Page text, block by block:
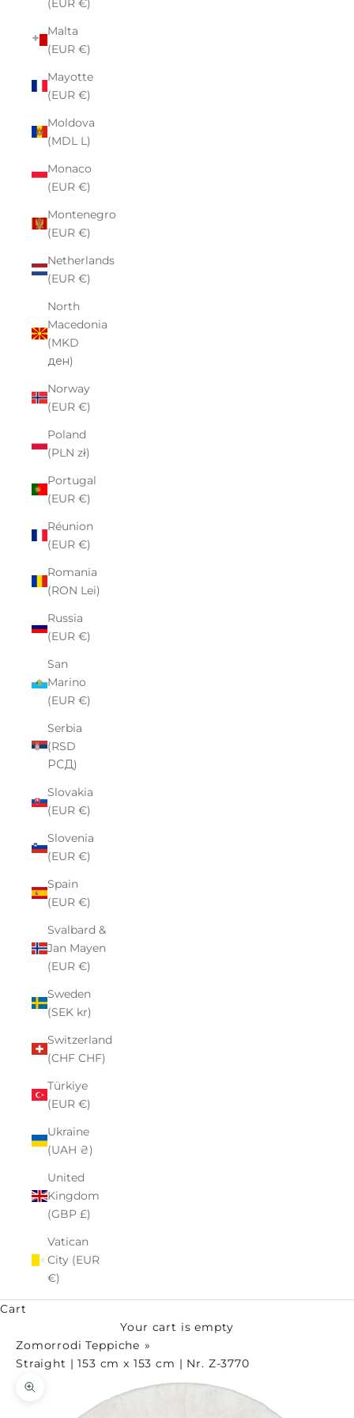
(EUR €)
Malta
(EUR €)
Mayotte
(EUR €)
Moldova
(MDL L)
Monaco
(EUR €)
Montenegro
(EUR €)
Netherlands
(EUR €)
North
Macedonia
(MKD
ден)
Norway
(EUR €)
Poland
(PLN zł)
Portugal
(EUR €)
Réunion
(EUR €)
Romania
(RON Lei)
Russia
(EUR €)
San
Marino
(EUR €)
Serbia
(RSD
РСД)
Slovakia
(EUR €)
Slovenia
(EUR €)
Spain
(EUR €)
Svalbard &
Jan Mayen
(EUR €)
Sweden
(SEK kr)
Switzerland
(CHF CHF)
Türkiye
(EUR €)
Ukraine
(UAH ₴)
United
Kingdom
(GBP £)
Vatican
City (EUR
€)
Cart
Your cart is empty
Zomorrodi Teppiche
Straight | 153 cm x 153 cm | Nr. Z-3770
Zoom picture